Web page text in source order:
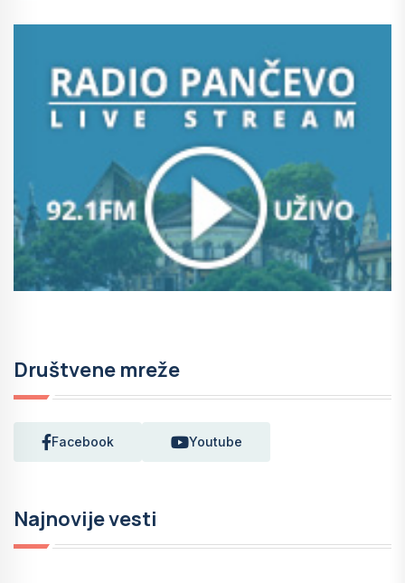
Društvene mreže
Facebook Youtube
Najnovije vesti